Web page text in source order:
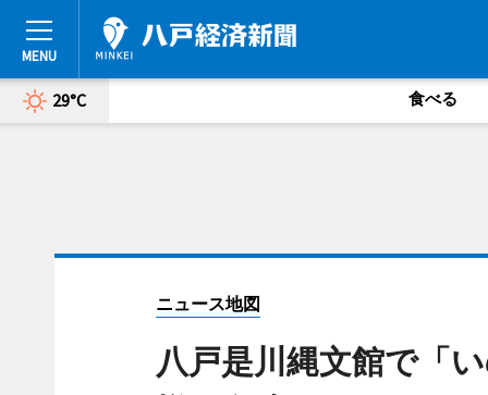
29°C 食べる
ニュース地図
八戸是川縄文館で「